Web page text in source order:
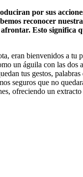
por sus
reconocer
Esto significa
eran bienvenidos a
un águila con las dos
tus gestos,
seguros que no
ofreciendo un